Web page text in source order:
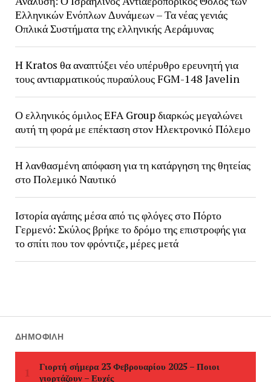
Ελληνικών Ενόπλων Δυνάμεων – Τα νέας γενιάς
Οπλικά Συστήματα της ελληνικής Αεράμυνας
H Kratos θα αναπτύξει νέο υπέρυθρο ερευνητή για
τους αντιαρματικούς πυραύλους FGM-148 Javelin
Ο ελληνικός όμιλος EFA Group διαρκώς μεγαλώνει
αυτή τη φορά με επέκταση στον Ηλεκτρονικό Πόλεμο
Η λανθασμένη απόφαση για τη κατάργηση της θητείας
στο Πολεμικό Ναυτικό
Ιστορία αγάπης μέσα από τις φλόγες στο Πόρτο
Γερμενό: Σκύλος βρήκε το δρόμο της επιστροφής για
το σπίτι που τον φρόντιζε, μέρες μετά
ΔΗΜΟΦΙΛΉ